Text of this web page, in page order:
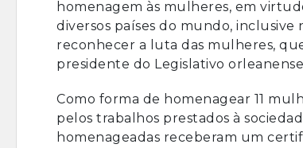
homenagem às mulheres, em
diversos países do mundo, inclusive
reconhecer a luta das mulheres,
presidente do Legislativo
Como forma de homenagear 11
pelos trabalhos prestados à
homenageadas receberam um